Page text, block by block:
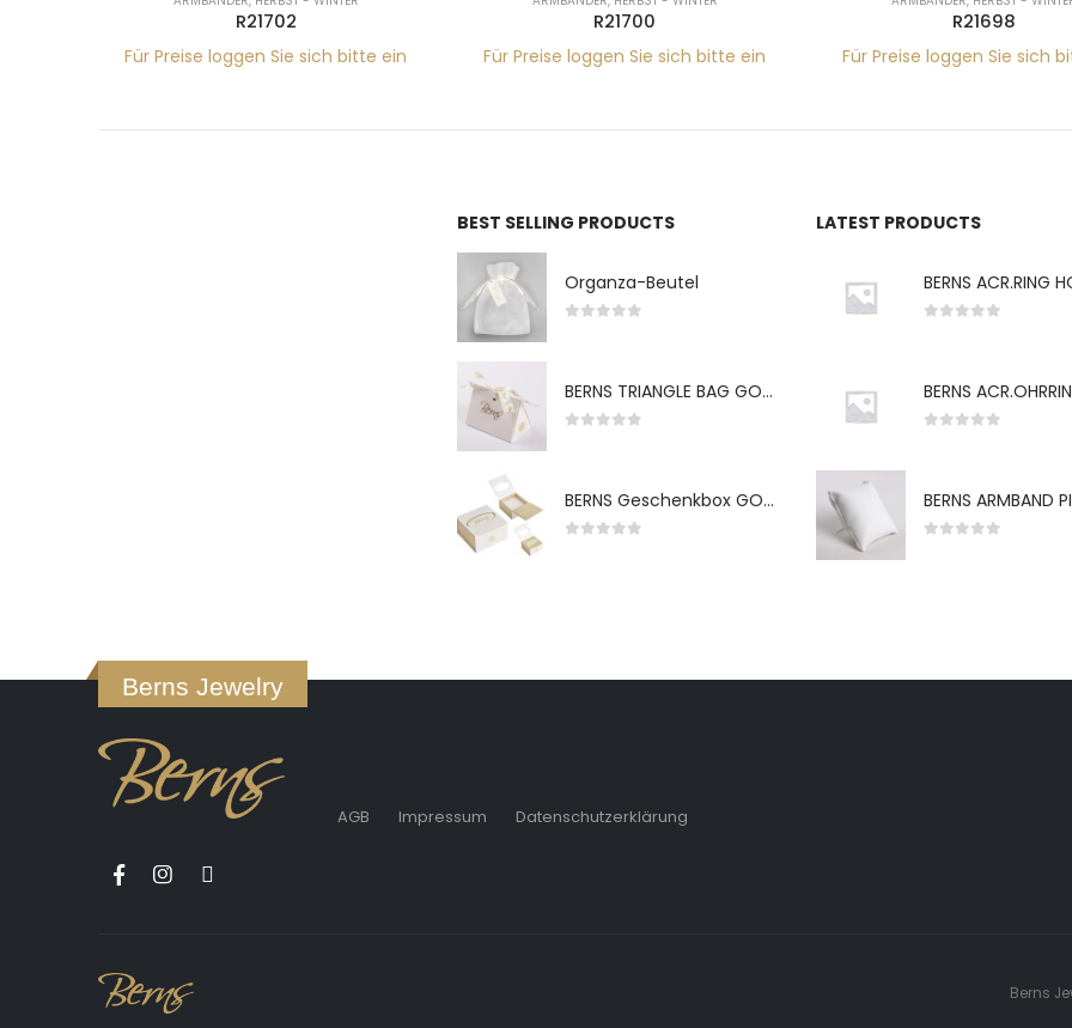
R21700
Für Preise loggen Sie sich bitte ein
R21698
Für Preise loggen Sie sich bitte ein
R21396
Für Preise loggen Sie sich
BEST SELLING PRODUCTS
Organza-Beutel
BERNS TRIANGLE BAG GO-WH "S" 7*5CM
BERNS Geschenkbox GO-WH 65*65*38MM FOR SMALL SETS
LATEST PRODUCTS
Berns Jewelry
AGB Impressum Datenschutzerklärung
Berns